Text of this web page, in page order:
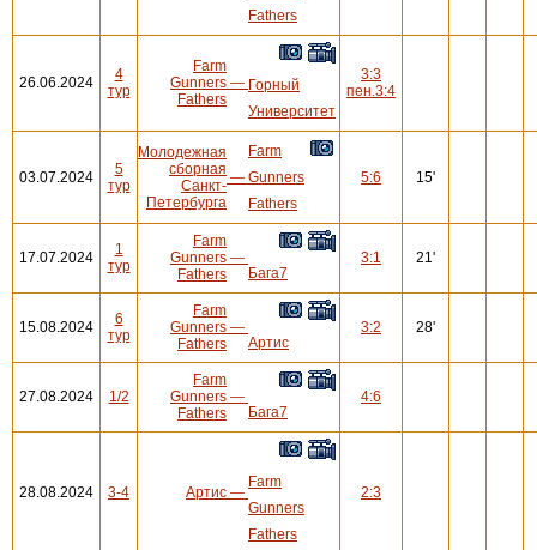
Fathers
26.06.2024
4
тур
Farm
Gunners
Fathers
— Горный
Университет
3:3
пен.3:4
03.07.2024
5
тур
Молодежная
сборная
Санкт-
Петербурга
—
Farm
Gunners
Fathers
5:6 15'
17.07.2024
1
тур
Farm
Gunners
Fathers
—
Бага7
3:1 21'
15.08.2024
6
тур
Farm
Gunners
Fathers
—
Артис
3:2 28'
27.08.2024 1/2
Farm
Gunners
Fathers
—
Бага7
4:6
28.08.2024 3-4 Артис —
Farm
Gunners
Fathers
2:3